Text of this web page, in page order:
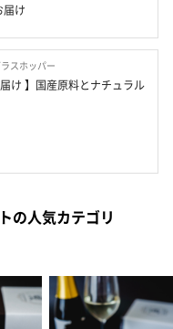
届け
スホッパー
届け 】国産原料とナチュラル
の人気カテゴリ